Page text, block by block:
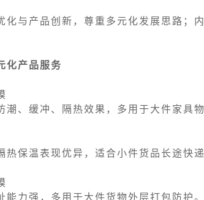
化与产品创新，尊重多元化发展思路；
化产品服务
潮、缓冲、隔热效果，多用于大件家具
热保温表现优异，适合小件货品长途快递
能力强，多用于大件货物外层打包防护。